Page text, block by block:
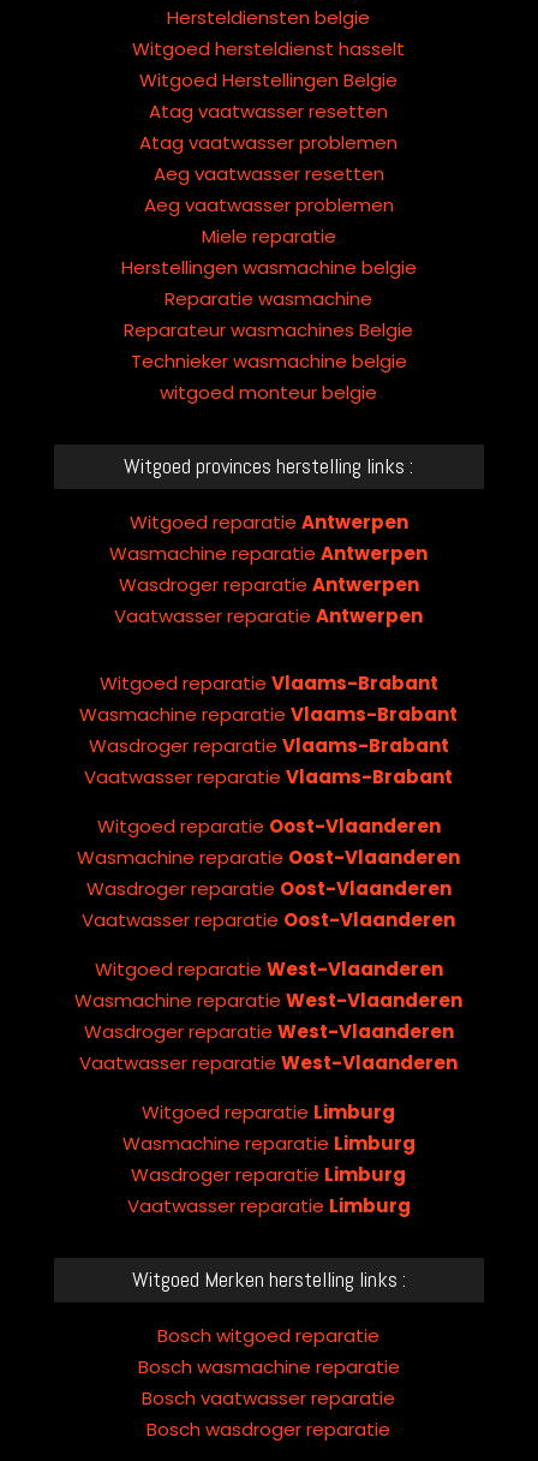
Hersteldiensten belgie
Witgoed hersteldienst hasselt
Witgoed Herstellingen Belgie
Atag vaatwasser resetten
Atag vaatwasser problemen
Aeg vaatwasser resetten
Aeg vaatwasser problemen
Miele reparatie
Herstellingen wasmachine belgie
Reparatie wasmachine
Reparateur wasmachines Belgie
Technieker wasmachine belgie
witgoed monteur belgie
Witgoed provinces herstelling links :
Witgoed reparatie Antwerpen
Wasmachine reparatieAntwerpen
Wasdroger reparatie Antwerpen
Vaatwasser reparatieAntwerpen
Witgoed reparatie Vlaams-Brabant
Wasmachine reparatieVlaams-Brabant
Wasdroger reparatie Vlaams-Brabant
Vaatwasser reparatieVlaams-Brabant
Witgoed reparatie Oost-Vlaanderen
Wasmachine reparatie Oost-Vlaanderen
Wasdroger reparatie Oost-Vlaanderen
Vaatwasser reparatie Oost-Vlaanderen
Witgoed reparatie West-Vlaanderen
Wasmachine reparatieWest-Vlaanderen
Wasdroger reparatie West-Vlaanderen
Vaatwasser reparatieWest-Vlaanderen
Witgoed reparatie Limburg
Wasmachine reparatie Limburg
Wasdroger reparatie Limburg
Vaatwasser reparatie Limburg
Witgoed Merken herstelling links :
Bosch witgoed reparatie
Bosch wasmachine reparatie
Bosch vaatwasser reparatie
Bosch wasdroger reparatie